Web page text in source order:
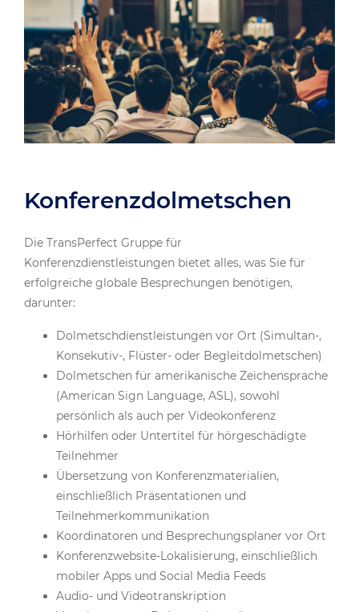
Konferenzdolmetschen
Die TransPerfect Gruppe für
Konferenzdienstleistungen bietet alles, was Sie für
erfolgreiche globale Besprechungen benötigen,
darunter:
Dolmetschdienstleistungen vor Ort (Simultan-,
Konsekutiv-, Flüster- oder Begleitdolmetschen)
Dolmetschen für amerikanische Zeichensprache
(American Sign Language, ASL), sowohl
persönlich als auch per Videokonferenz
Hörhilfen oder Untertitel für hörgeschädigte
Teilnehmer
Übersetzung von Konferenzmaterialien,
einschließlich Präsentationen und
Teilnehmerkommunikation
Koordinatoren und Besprechungsplaner vor Ort
Konferenzwebsite-Lokalisierung, einschließlich
mobiler Apps und Social Media Feeds
Audio- und Videotranskription